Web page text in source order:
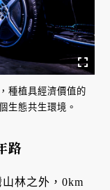
種植具經濟價值的
生態共生環境。
路
林之外，0km